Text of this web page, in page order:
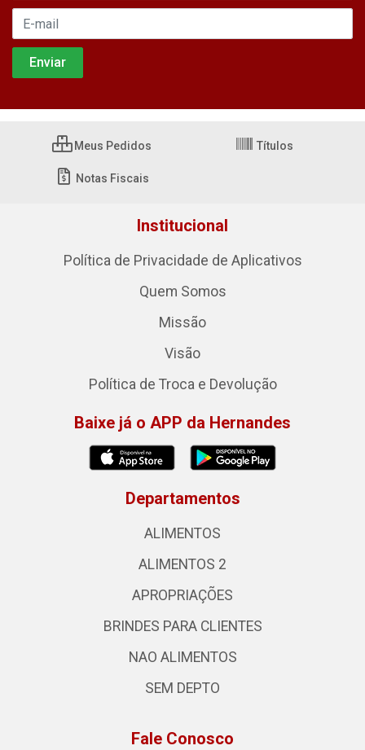
Meus Pedidos Títulos
Notas Fiscais
Institucional
Política de Privacidade de Aplicativos
Quem Somos
Missão
Visão
Política de Troca e Devolução
Baixe já o APP da Hernandes
Departamentos
ALIMENTOS
ALIMENTOS 2
APROPRIAÇÕES
BRINDES PARA CLIENTES
NAO ALIMENTOS
SEM DEPTO
Fale Conosco